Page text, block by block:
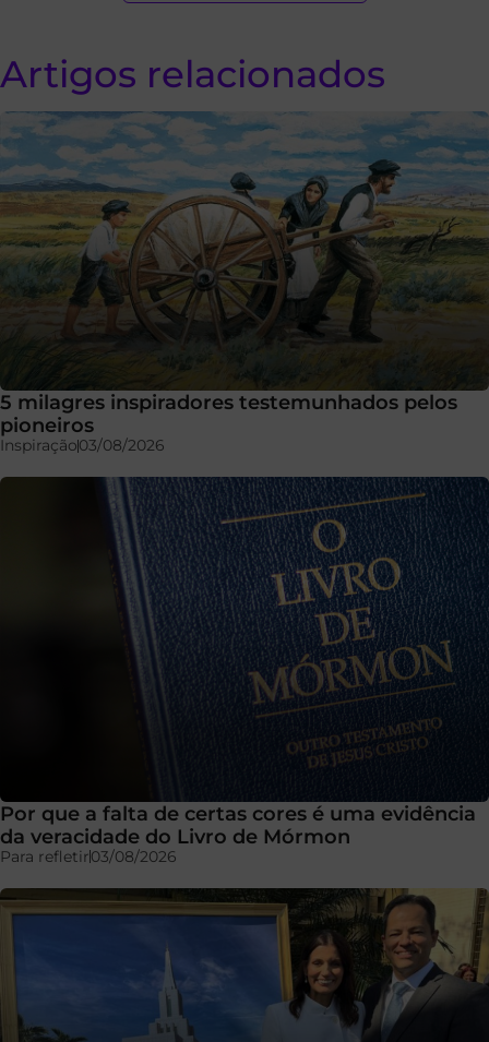
Artigos relacionados
5 milagres inspiradores testemunhados pelos
pioneiros
Inspiração03/08/2026
Por que a falta de certas cores é uma evidência
da veracidade do Livro de Mórmon
Para refletir03/08/2026